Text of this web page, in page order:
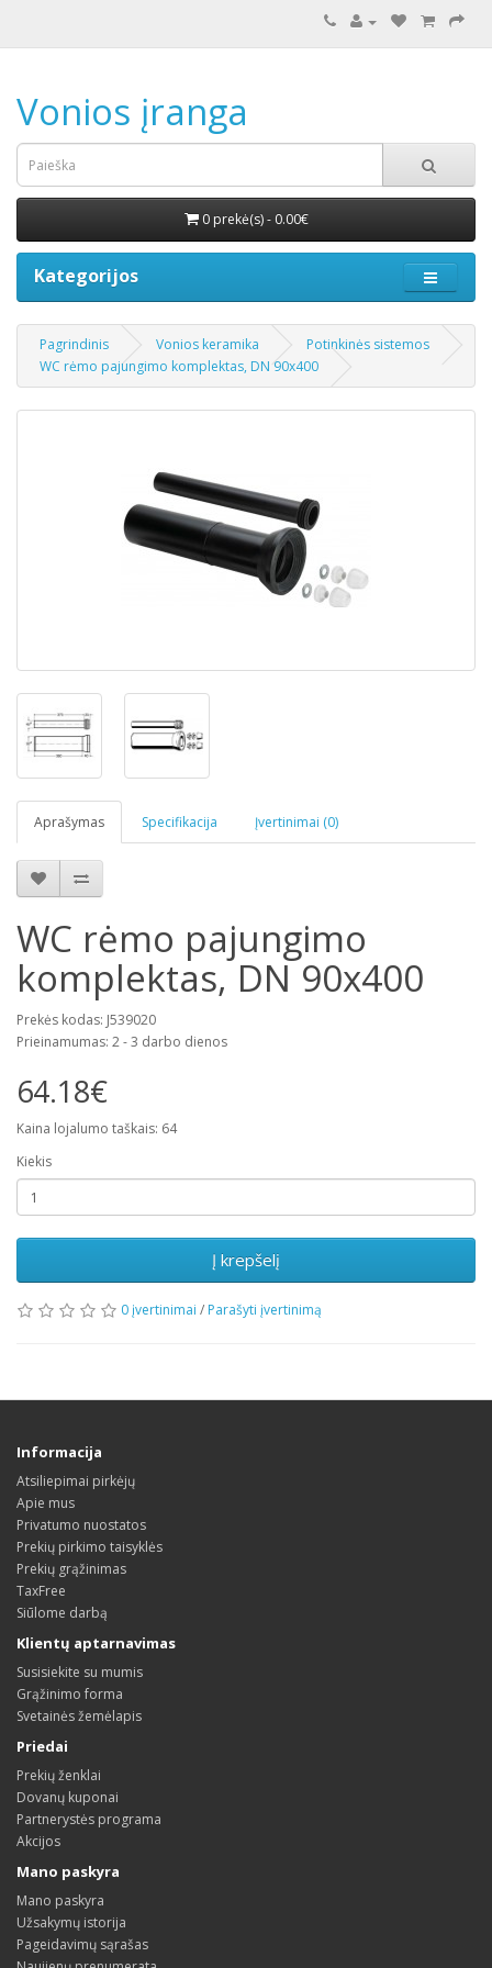
Vonios įranga
0 prekė(s) - 0.00€
Kategorijos
Pagrindinis Vonios keramika
Potinkinės sistemos
WC rėmo pajungimo komplektas, DN 90x400
Aprašymas Specifikacija Įvertinimai (0)
WC rėmo pajungimo
komplektas, DN 90x400
Prekės kodas: J539020
Prieinamumas: 2 - 3 darbo dienos
64.18€
Kaina lojalumo taškais: 64
Kiekis
Į krepšelį
0 įvertinimai / Parašyti įvertinimą
Informacija
Atsiliepimai pirkėjų
Apie mus
Privatumo nuostatos
Prekių pirkimo taisyklės
Prekių grąžinimas
TaxFree
Siūlome darbą
Klientų aptarnavimas
Susisiekite su mumis
Grąžinimo forma
Svetainės žemėlapis
Priedai
Prekių ženklai
Dovanų kuponai
Partnerystės programa
Akcijos
Mano paskyra
Mano paskyra
Užsakymų istorija
Pageidavimų sąrašas